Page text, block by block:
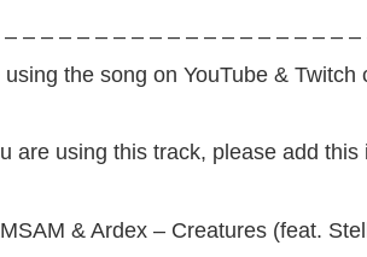
– – – – – – – – – – – – – – – – – –
using the song on YouTube &
are using this track, please add this
& Ardex – Creatures (feat.